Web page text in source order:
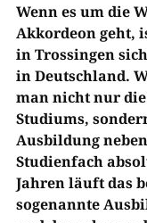
Wenn es um die
Akkordeon geht,
in Trossingen
in Deutschland.
man nicht nur die
Studiums,
Ausbildung
Studienfach
Jahren läuft das
sogenannte